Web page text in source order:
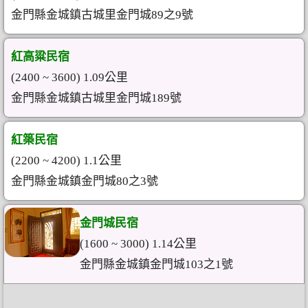
金門縣金城鎮古城里金門城89之9號
紅高粱民宿
(2400 ~ 3600) 1.09公里
金門縣金城鎮古城里金門城189號
紅築民宿
(2200 ~ 4200) 1.1公里
金門縣金城鎮金門城80之3號
金門城民宿
(1600 ~ 3000) 1.14公里
金門縣金城鎮金門城103之1號